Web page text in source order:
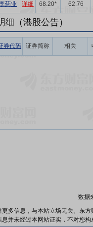
药业 详细 68.20* 62.76
（港股公告）
券代码 证券简称 相关
数据
多信息，与本站立场无关。东
并未经过本网站证实，不对您